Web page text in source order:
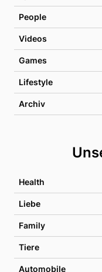
People
Videos
Games
Lifestyle
Archiv
Health
Liebe
Family
Tiere
Automobile